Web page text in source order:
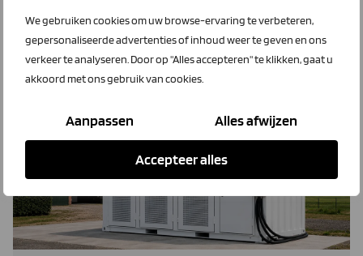
We gebruiken cookies om uw browse-ervaring te verbeteren,
gepersonaliseerde advertenties of inhoud weer te geven en ons
verkeer te analyseren. Door op "Alles accepteren" te klikken, gaat u
akkoord met ons gebruik van cookies.
Aanpassen Alles afwijzen
Accepteer alles
Lees meer
LTO Energieopslag